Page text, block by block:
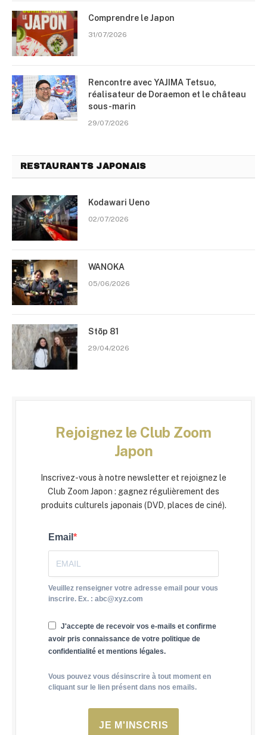
Comprendre le Japon
31/07/2026
Rencontre avec YAJIMA Tetsuo,
réalisateur de Doraemon et le château
sous-marin
29/07/2026
RESTAURANTS JAPONAIS
Kodawari Ueno
02/07/2026
WANOKA
05/06/2026
Stōp 81
29/04/2026
Rejoignez le Club Zoom
Japon
Inscrivez-vous à notre newsletter et rejoignez le
Club Zoom Japon : gagnez régulièrement des
produits culturels japonais (DVD, places de ciné).
Email
Veuillez renseigner votre adresse email pour vous
inscrire. Ex. : abc@xyz.com
J'accepte de recevoir vos e-mails et confirme
avoir pris connaissance de votre politique de
confidentialité et mentions légales.
Vous pouvez vous désinscrire à tout moment en
cliquant sur le lien présent dans nos emails.
JE M'INSCRIS